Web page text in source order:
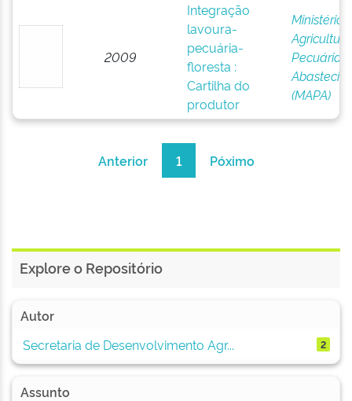
2009
Integração
lavoura-
pecuária-
floresta :
Cartilha do
produtor
Ministério
Pecuária e
(MAPA)
Anterior 1 Póximo
Explore o Repositório
Autor
Secretaria de Desenvolvimento Agr...
2
Assunto